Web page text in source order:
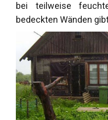
bei teilweise
bedeckten Wänden